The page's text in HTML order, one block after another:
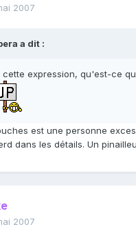
2007
a dit :
cette expression, qu'est-ce
est une personne
dans les détails. Un
2007